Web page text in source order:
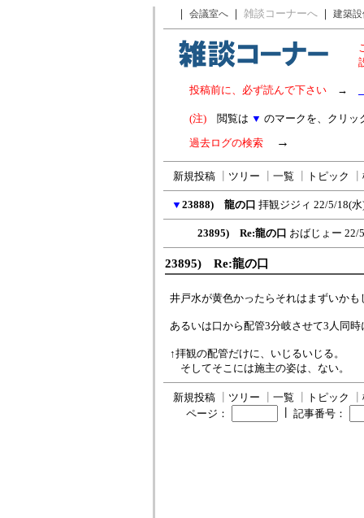
｜ 会議室へ ｜ 雑談コーナーへ ｜ 建築
投稿前に、必ず読んで下さい →
(注) 閲覧は ▼ のマークを、クリッ
過去ログの検索 →
新規投稿 ツリー 一覧 トピック
▼ 23888) 龍の口 拝観ジジィ 22/5/18(
23895) Re:龍の口 おばじょー 22/
23895) Re:龍の口
井戸水が黄色かったらそれはまずいかも
あるいは口から配管3分岐させて3人同
↑拝観の配管だけに、いじるいじる。
そしてそこには施主の姿は、ない。
新規投稿 ツリー 一覧 トピック
ページ：
記事番号：